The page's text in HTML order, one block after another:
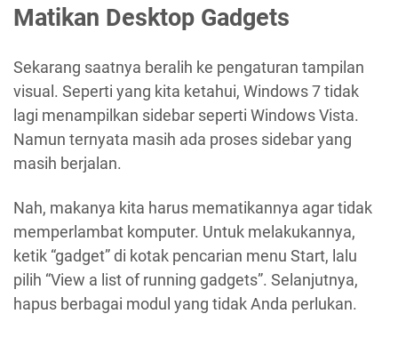
Matikan Desktop Gadgets
Sekarang saatnya beralih ke pengaturan tampilan
visual. Seperti yang kita ketahui, Windows 7 tidak
lagi menampilkan sidebar seperti Windows Vista.
Namun ternyata masih ada proses sidebar yang
masih berjalan.
Nah, makanya kita harus mematikannya agar tidak
memperlambat komputer. Untuk melakukannya,
ketik “gadget” di kotak pencarian menu Start, lalu
pilih “View a list of running gadgets”. Selanjutnya,
hapus berbagai modul yang tidak Anda perlukan.